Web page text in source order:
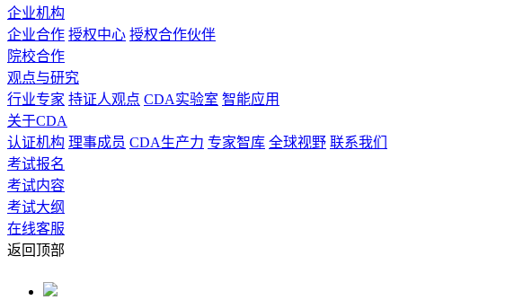
企业机构
企业合作 授权中心 授权合作伙伴
院校合作
观点与研究
行业专家 持证人观点 CDA实验室 智能应用
关于CDA
认证机构 理事成员 CDA生产力 专家智库 全球视野 联系我们
考试报名
考试内容
考试大纲
在线客服
返回顶部